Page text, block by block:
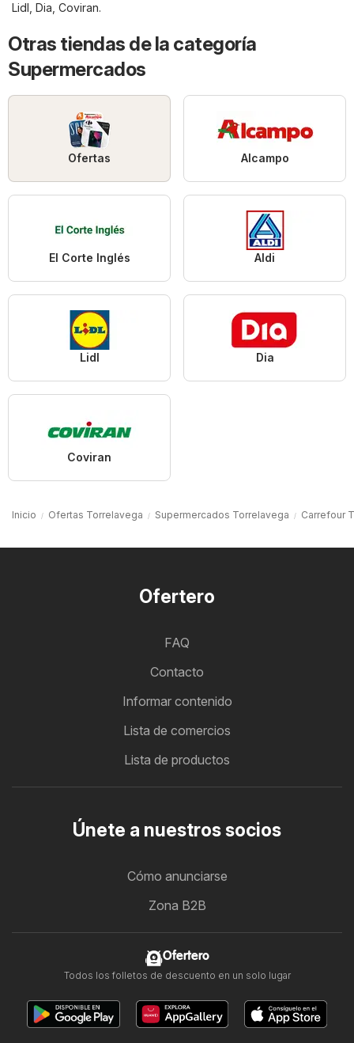
Lidl Dia Coviran.
Otras tiendas de la categoría
Supermercados
Ofertas Alcampo
El Corte Inglés Aldi
Lidl Dia
Coviran
Inicio Ofertas Torrelavega Supermercados Torrelavega Carrefour
Ofertero
FAQ
Contacto
Informar contenido
Lista de comercios
Lista de productos
Únete a nuestros socios
Cómo anunciarse
Zona B2B
Ofertero
Todos los folletos de descuento en un solo lugar